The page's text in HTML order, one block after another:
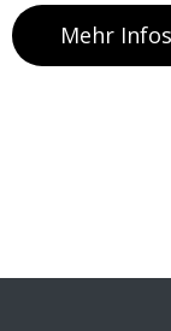
Mehr